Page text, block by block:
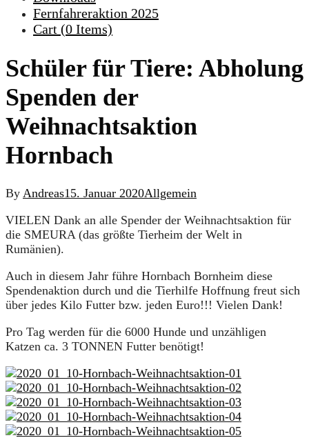
Fernfahreraktion 2025
Cart (0 Items)
Schüler für Tiere: Abholung
Spenden der
Weihnachtsaktion
Hornbach
By Andreas15. Januar 2020Allgemein
VIELEN Dank an alle Spender der Weihnachtsaktion für
die SMEURA (das größte Tierheim der Welt in
Rumänien).
Auch in diesem Jahr führe Hornbach Bornheim diese
Spendenaktion durch und die Tierhilfe Hoffnung freut sich
über jedes Kilo Futter bzw. jeden Euro!!! Vielen Dank!
Pro Tag werden für die 6000 Hunde und unzähligen
Katzen ca. 3 TONNEN Futter benötigt!